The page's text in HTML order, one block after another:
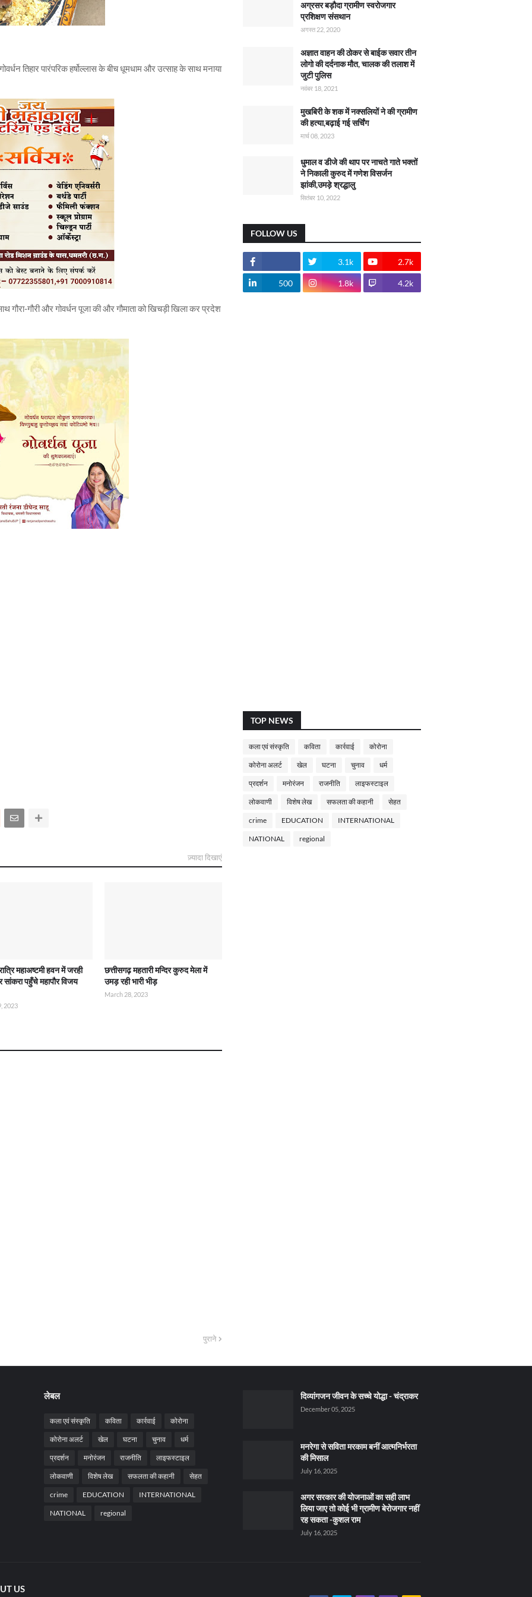
तिहार पारंपरिक हर्षोल्लास के बीच धूमधाम और उत्साह के साथ मनाया
गौरा-गौरी और गोवर्धन पूजा की और गौमाता को खिचड़ी खिला कर प्रदेश
ज़्यादा दिखाएं
महाअष्टमी हवन में जरही
सांकरा पहुँचे महापौर विजय
2023
छत्तीसगढ़ महतारी मन्दिर कुरुद मेला में
उमड़ रही भारी भीड़
March 28, 2023
पुराने
अग्रसर बड़ौदा ग्रामीण स्वरोजगार
प्रशिक्षण संसथान
अगस्त 22, 2020
अज्ञात वाहन की ठोकर से बाईक सवार तीन
लोगो की दर्दनाक मौत, चालक की तलाश में
जुटी पुलिस
नवंबर 18, 2021
मुखबिरी के शक में नक्सलियों ने की ग्रामीण
की हत्या,बढ़ाई गई सर्चिंग
मार्च 08, 2023
धुमाल व डीजे की थाप पर नाचते गाते भक्तों
ने निकाली कुरुद में गणेश विसर्जन
झांकी,उमड़े श्रद्धालु
सितंबर 10, 2022
FOLLOW US
3.1k 2.7k
500 1.8k 4.2k
TOP NEWS
कला एवं संस्कृति कविता कार्रवाई कोरोना
कोरोना अलर्ट खेल घटना चुनाव धर्म
प्रदर्शन मनोरंजन राजनीति लाइफस्टाइल
लोकवाणी विशेष लेख सफलता की कहानी सेहत
crime EDUCATION INTERNATIONAL
NATIONAL regional
लेबल
कला एवं संस्कृति कविता कार्रवाई कोरोना
कोरोना अलर्ट खेल घटना चुनाव धर्म
प्रदर्शन मनोरंजन राजनीति लाइफस्टाइल
लोकवाणी विशेष लेख सफलता की कहानी सेहत
crime EDUCATION INTERNATIONAL
NATIONAL regional
दिव्यांगजन जीवन के सच्चे योद्धा - चंद्राकर
December 05, 2025
मनरेगा से सविता मरकाम बनीं आत्मनिर्भरता
की मिसाल
July 16, 2025
अगर सरकार की योजनाओं का सही लाभ
लिया जाए तो कोई भी ग्रामीण बेरोजगार नहीं
रह सकता -कुशल राम
July 16, 2025
US